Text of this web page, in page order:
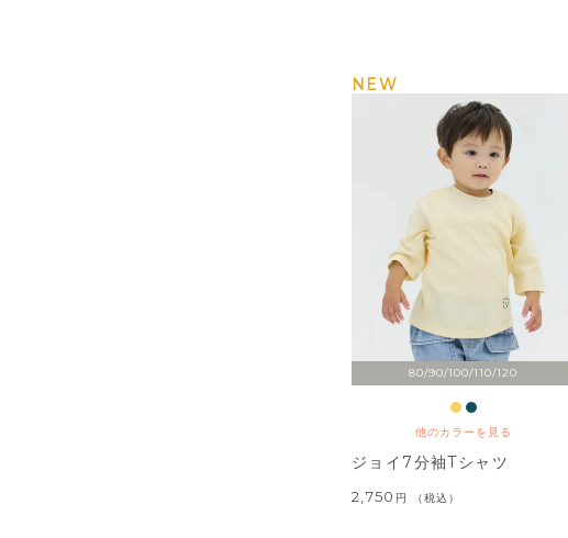
80/90/100/110/120
他のカラーを見る
NEW
ジョイ7分袖Tシャツ
2,750 税込